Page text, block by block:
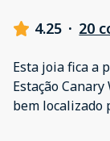
4.25 · 20
Esta joia fica a
Estação
bem localizado